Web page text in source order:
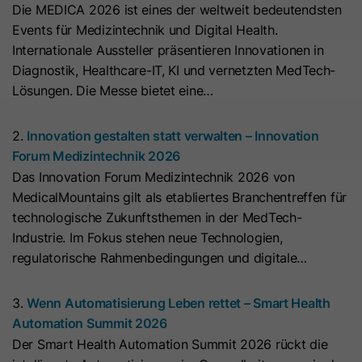
Die MEDICA 2026 ist eines der weltweit bedeutendsten
Events für Medizintechnik und Digital Health.
Internationale Aussteller präsentieren Innovationen in
Diagnostik, Healthcare-IT, KI und vernetzten MedTech-
Lösungen. Die Messe bietet eine…
2. Innovation gestalten statt verwalten – Innovation
Forum Medizintechnik 2026
Das Innovation Forum Medizintechnik 2026 von
MedicalMountains gilt als etabliertes Branchentreffen für
technologische Zukunftsthemen in der MedTech-
Industrie. Im Fokus stehen neue Technologien,
regulatorische Rahmenbedingungen und digitale…
3. Wenn Automatisierung Leben rettet – Smart Health
Automation Summit 2026
Der Smart Health Automation Summit 2026 rückt die
überprüfen, welche Cookies auf der
Seite akzeptiert wurden.
Anbieter HubSpot
Laufzeit 7 Tage
Zweck
Dieses Cookie wird verwendet, um
zu verhindern, dass das Banner
immer angezeigt wird, wenn die
Name __hs_opt_out
Hierbei können pseudonymisierte Nutzungsprofile erstellt
werden.
Die Datenverarbeitung erfolgt nur nach Einwilligung gemäß
Art. 6 Abs. 1 lit. a DSGVO. Es kann zu einer Übermittlung
personenbezogener Daten in die USA kommen. Google ist
Abhängig von: Google Tag Manager
Name __cduid
Anbieter Cloudflare
Laufzeit 30 Tage
festgelegt. Es hilft Cloudflare,
böswillige Besucher Ihrer Website zu
identifizieren und das Blockieren von
Cookie-Informationen
Marketing
Marketing-Cookies werden verwendet, um
Werbemaßnahmen zu messen und personalisierte Werbung
auszuspielen. Dabei kann es zu einer Wiedererkennung über
Hinweis: Es kann zu einer Datenübermittlung in Drittstaaten
(z. B. USA) kommen. Weitere Informationen finden Sie in
unserer Datenschutzerklärung.